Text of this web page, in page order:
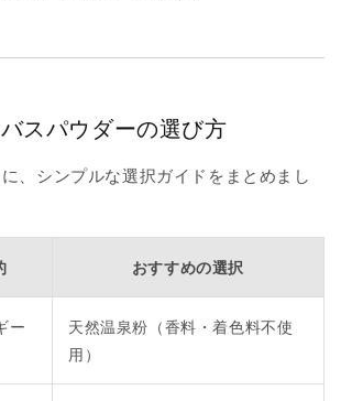
スパウダーの選び方
、シンプルな選択ガイドをまとめまし
おすすめの選択
ー
天然温泉粉（香料・着色料不使
用）